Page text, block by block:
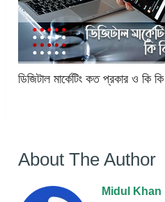
ডিজিটাল মার্কেটিং কত প্রকার ও কি কি
About The Author
Midul Khan